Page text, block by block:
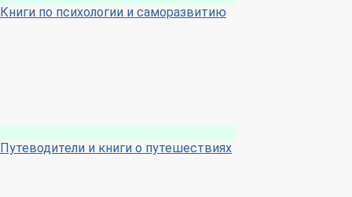
Книги по психологии и саморазвитию
Путеводители и книги о путешествиях